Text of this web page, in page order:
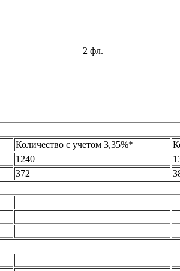
2 фл.
Количество с учетом 3,35%*
1240
372